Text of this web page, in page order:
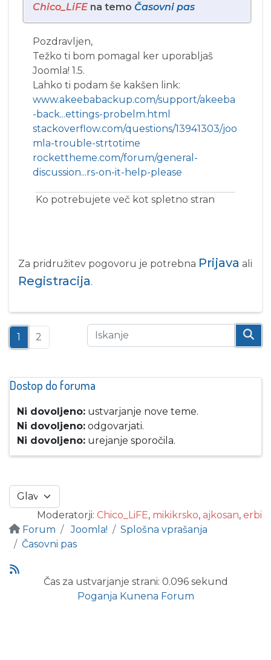
Chico_LiFE na temo Časovni pas
Pozdravljen,
Težko ti bom pomagal ker uporabljaš
Joomla! 1.5.
Lahko ti podam še kakšen link:
www.akeebabackup.com/support/akeeba
-back...ettings-probelm.html
stackoverflow.com/questions/13941303/joo
mla-trouble-strtotime
rockettheme.com/forum/general-
discussion...rs-on-it-help-please
Ko potrebujete več kot spletno stran
Za pridružitev pogovoru je potrebna Prijava ali
Registracija.
1 2
Dostop do foruma
Ni dovoljeno: ustvarjanje nove teme.
Ni dovoljeno: odgovarjati.
Ni dovoljeno: urejanje sporočila.
Moderatorji: Chico_LiFE, mikikrsko, ajkosan, erbi
Forum
Joomla!
Splošna vprašanja
Časovni pas
Čas za ustvarjanje strani: 0.096 sekund
Poganja Kunena Forum